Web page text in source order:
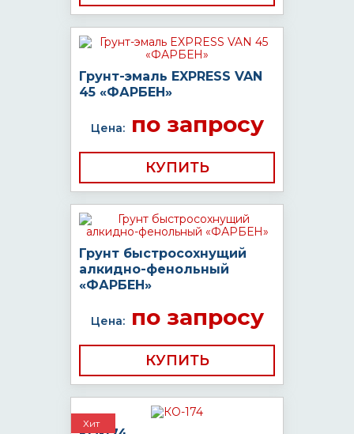
Грунт-эмаль EXPRESS VAN
45 «ФАРБЕН»
Цена:по запросу
КУПИТЬ
Грунт быстросохнущий
алкидно-фенольный
«ФАРБЕН»
Цена:по запросу
КУПИТЬ
Хит